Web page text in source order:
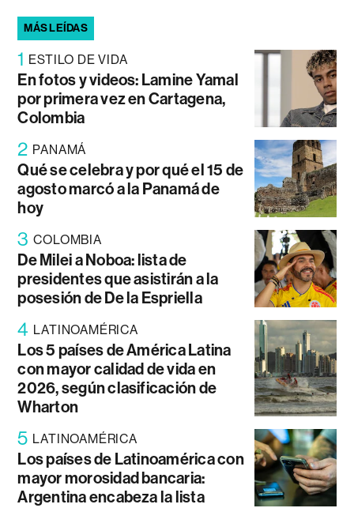
MÁS LEÍDAS
1 ESTILO DE VIDA
En fotos y videos: Lamine Yamal
por primera vez en Cartagena,
Colombia
2 PANAMÁ
Qué se celebra y por qué el 15 de
agosto marcó a la Panamá de
hoy
3 COLOMBIA
De Milei a Noboa: lista de
presidentes que asistirán a la
posesión de De la Espriella
4 LATINOAMÉRICA
Los 5 países de América Latina
con mayor calidad de vida en
2026, según clasificación de
Wharton
5 LATINOAMÉRICA
Los países de Latinoamérica con
mayor morosidad bancaria:
Argentina encabeza la lista